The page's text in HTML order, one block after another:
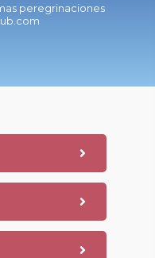
peregrinaciones